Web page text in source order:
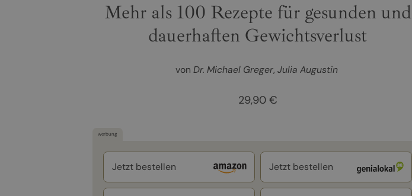
Mehr als 100 Rezepte für gesunden und
dauerhaften Gewichtsverlust
von Dr. Michael Greger Julia Augustin
29,90 €
werbung
Jetzt bestellen Jetzt bestellen